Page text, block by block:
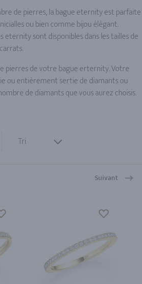
de pierres, la bague eternity est parfaite
ou bien comme bijou élégant.
eternity sont disponibles dans les tailles de
pierres de votre bague erternity. Votre
ou entièrement sertie de diamants ou
de diamants que vous aurez choisis.
Tri
Suivant